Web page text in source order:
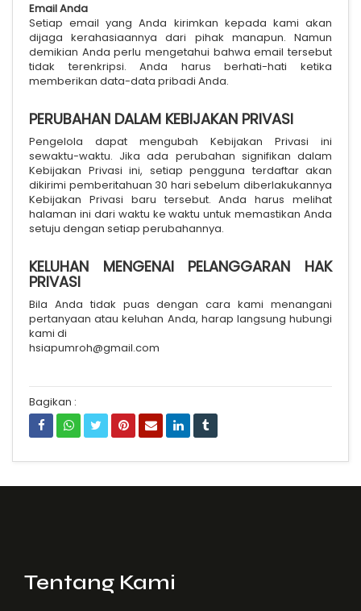
Email Anda
Setiap email yang Anda kirimkan kepada kami akan
dijaga kerahasiaannya dari pihak manapun. Namun
demikian Anda perlu mengetahui bahwa email tersebut
tidak terenkripsi. Anda harus berhati-hati ketika
memberikan data-data pribadi Anda.
PERUBAHAN DALAM KEBIJAKAN PRIVASI
Pengelola dapat mengubah Kebijakan Privasi ini
sewaktu-waktu. Jika ada perubahan signifikan dalam
Kebijakan Privasi ini, setiap pengguna terdaftar akan
dikirimi pemberitahuan 30 hari sebelum diberlakukannya
Kebijakan Privasi baru tersebut. Anda harus melihat
halaman ini dari waktu ke waktu untuk memastikan Anda
setuju dengan setiap perubahannya.
KELUHAN MENGENAI PELANGGARAN HAK
PRIVASI
Bila Anda tidak puas dengan cara kami menangani
pertanyaan atau keluhan Anda, harap langsung hubungi
kami di
hsiapumroh@gmail.com
Bagikan :
Tentang Kami